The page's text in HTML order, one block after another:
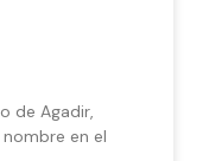
de Agadir,
en el